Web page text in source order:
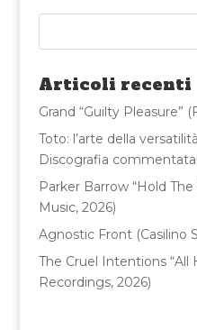
e
b
o
o
k
te
r
l
di
Articoli recenti
Grand “Guilty Pleasure”
Toto: l’arte della
Discografia commentata!
Parker Barrow “Hold
Music, 2026)
Agnostic Front (Casilino
The Cruel Intentions “All
Recordings, 2026)